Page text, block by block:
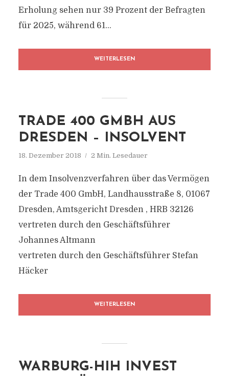
Erholung sehen nur 39 Prozent der Befragten
für 2025, während 61...
WEITERLESEN
TRADE 400 GMBH AUS
DRESDEN – INSOLVENT
18. Dezember 2018 2 Min. Lesedauer
In dem Insolvenzverfahren über das Vermögen
der Trade 400 GmbH, Landhausstraße 8, 01067
Dresden, Amtsgericht Dresden , HRB 32126
vertreten durch den Geschäftsführer
Johannes Altmann
vertreten durch den Geschäftsführer Stefan
Häcker
WEITERLESEN
WARBURG-HIH INVEST